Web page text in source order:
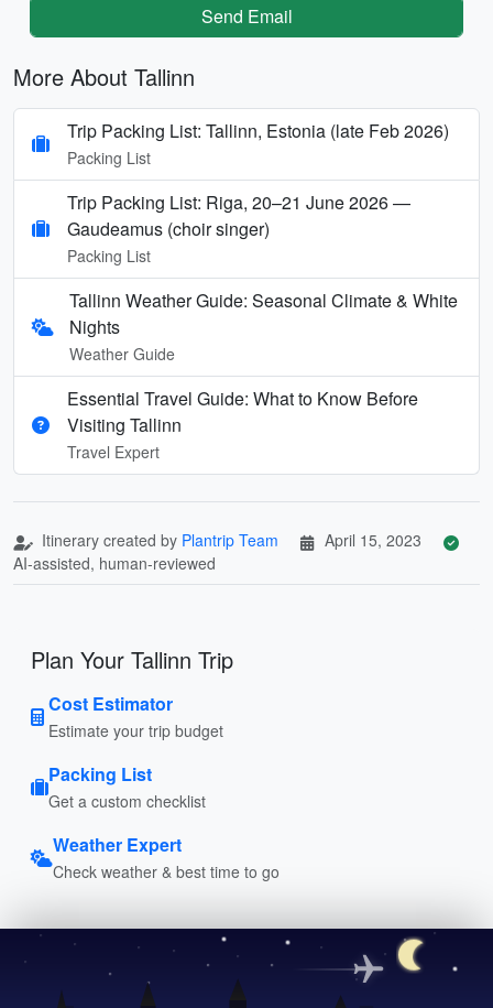
Send Email
More About Tallinn
Trip Packing List: Tallinn, Estonia (late Feb 2026)
Packing List
Trip Packing List: Riga, 20–21 June 2026 —
Gaudeamus (choir singer)
Packing List
Tallinn Weather Guide: Seasonal Climate & White
Nights
Weather Guide
Essential Travel Guide: What to Know Before
Visiting Tallinn
Travel Expert
Itinerary created by Plantrip Team
April 15, 2023
AI-assisted, human-reviewed
Plan Your Tallinn Trip
Cost Estimator
Estimate your trip budget
Packing List
Get a custom checklist
Weather Expert
Check weather & best time to go